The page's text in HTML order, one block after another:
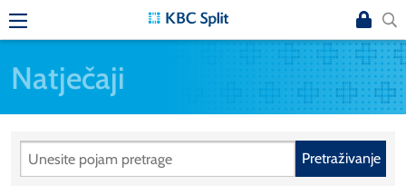
Natječaji
Pretraživanje